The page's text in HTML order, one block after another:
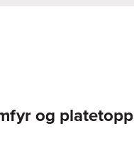
og platetopp